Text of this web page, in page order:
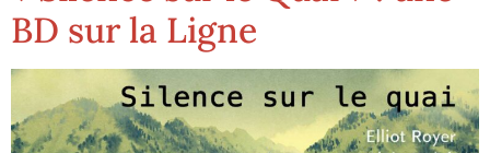
BD sur la Ligne